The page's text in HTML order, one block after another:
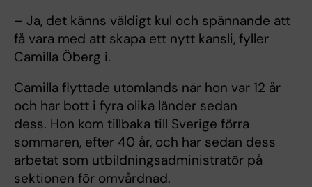
– Ja, det känns väldigt kul och spännande att
få vara med att skapa ett nytt kansli, fyller
Camilla Öberg i.
Camilla flyttade utomlands när hon var 12 år
och har bott i fyra olika länder sedan
dess. Hon kom tillbaka till Sverige förra
sommaren, efter 40 år, och har sedan dess
arbetat som utbildningsadministratör på
sektionen för omvårdnad.